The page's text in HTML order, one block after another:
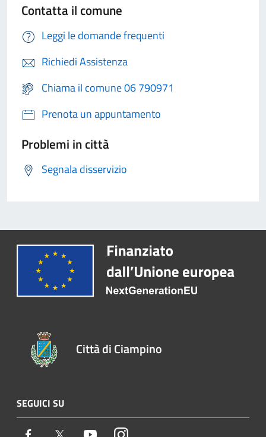
Contatta il comune
Leggi le domande frequenti
Richiedi Assistenza
Chiama il comune 06 790971
Prenota un appuntamento
Problemi in città
Segnala disservizio
Città di Ciampino
SEGUICI SU